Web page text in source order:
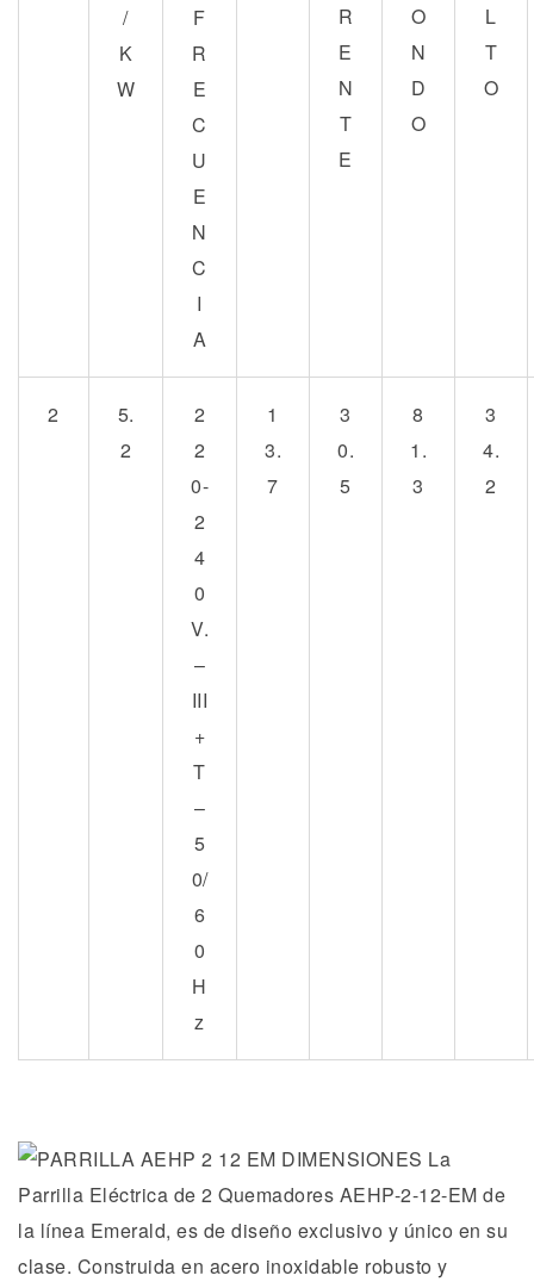
/
K
W
F
R
E
C
U
E
N
C
I
A
R
E
N
T
E
O
N
D
O
L
T
O
2
5.
2
2
2
0-
2
4
0
V.
–
III
+
T
–
5
0/
6
0
H
z
1
3.
7
3
0.
5
8
1.
3
3
4.
2